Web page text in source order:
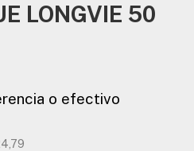
LONGVIE 50